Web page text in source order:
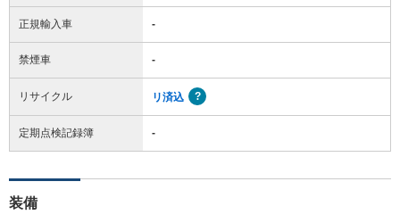
正規輸入車 -
禁煙車 -
リサイクル リ済込
定期点検記録簿 -
装備